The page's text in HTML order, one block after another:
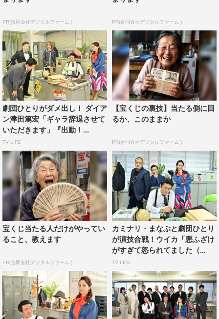
慣れてきて、楽しめる余裕が出てきました！ ドラマと謎
解き、1粒で2度おいしい『謎ときヒーロー』、ご期待くだ
さい！
志田彩良 コメント
コント調の物語が初めてで、普段笑いのツボがかなり浅い
ので心配でしたが、ぐっとこらえて心の中で楽しませてい
ただきました。劇団ひとりさんがめちゃくちゃ面白くて、
間近でひとりさんの表情を見て、つい笑ってしまいそうだ
ったんですけどすごく我慢しました。
草薙航基（宮下草薙）コメント
ロケをドラマっぽく撮ったのは初めての経験でした。普段
あまり自分の出ている番組を見ようとはならないんですけ
ど、どのように完成しているか分からないので今回は見よ
うと思います。
宮下兼史鷹（宮下草薙）コメント
ドラマ部分と素のロケ部分が一緒になった番組っていうの
はあまりないので、不思議な変わった経験でした。演技に
身を入れたせいで、ロケ部分で抜けなかったです。自分が
PR(合同会社デジタルファーム ) PR(合同会社デジタルファーム )
劇団ひとりがダメ出し！ ダイア
ン津田篤宏「ギャラ辞退させて
いただきます」『出動！...
TV LIFE
【宝くじの裏技】当たる側に回
るか、このままか
PR(合同会社デジタルファーム )
宝くじ当たる人だけがやってい
ること、教えます
PR(合同会社デジタルファーム )
カミナリ・まなぶと劇団ひとり
が演技合戦！ウイカ「悪ふざけ
がすぎて怒られてました（...
TV LIFE